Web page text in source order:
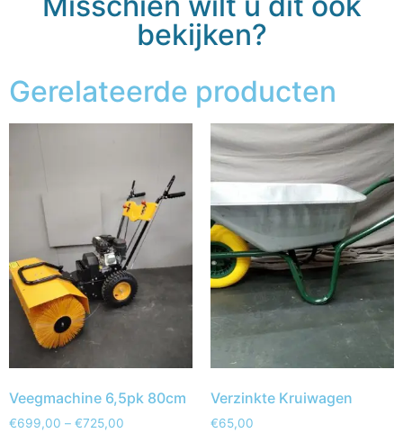
bekijken?
Gerelateerde producten
Veegmachine 6,5pk 80cm
€699,00 – €725,00
Verzinkte Kruiwagen
€65,00